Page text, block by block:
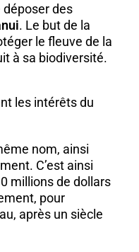
des
. Le but de la
le fleuve de la
à sa biodiversité.
les intérêts du
nom, ainsi
C’est ainsi
millions de dollars
pour
après un siècle